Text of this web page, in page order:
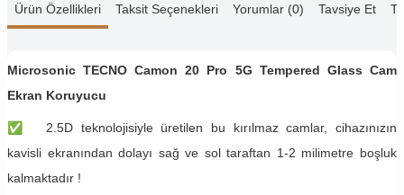
Ürün Özellikleri Taksit Seçenekleri Yorumlar (0) Tavsiye Et
Microsonic TECNO Camon 20 Pro 5G Tempered Glass Cam
Ekran Koruyucu
✅ 2.5D teknolojisiyle üretilen bu kırılmaz camlar, cihazınızın
kavisli ekranından dolayı sağ ve sol taraftan 1-2 milimetre boşluk
kalmaktadır !